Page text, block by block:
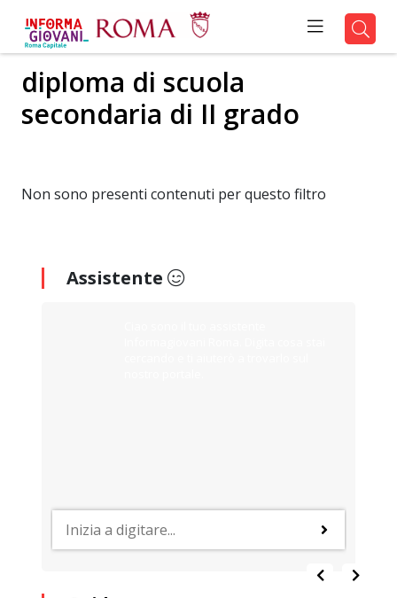
diploma di scuola
secondaria di II grado
Non sono presenti contenuti per questo filtro
Assistente